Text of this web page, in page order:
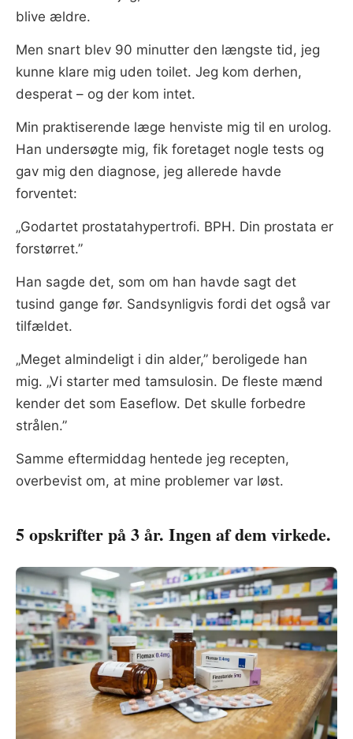
blive ældre.
Men snart blev 90 minutter den længste tid, jeg
kunne klare mig uden toilet. Jeg kom derhen,
desperat – og der kom intet.
Min praktiserende læge henviste mig til en urolog.
Han undersøgte mig, fik foretaget nogle tests og
gav mig den diagnose, jeg allerede havde
forventet:
„Godartet prostatahypertrofi. BPH. Din prostata er
forstørret.”
Han sagde det, som om han havde sagt det
tusind gange før. Sandsynligvis fordi det også var
tilfældet.
„Meget almindeligt i din alder,” beroligede han
mig. „Vi starter med tamsulosin. De fleste mænd
kender det som Easeflow. Det skulle forbedre
strålen.”
Samme eftermiddag hentede jeg recepten,
overbevist om, at mine problemer var løst.
5 opskrifter på 3 år. Ingen af dem virkede.